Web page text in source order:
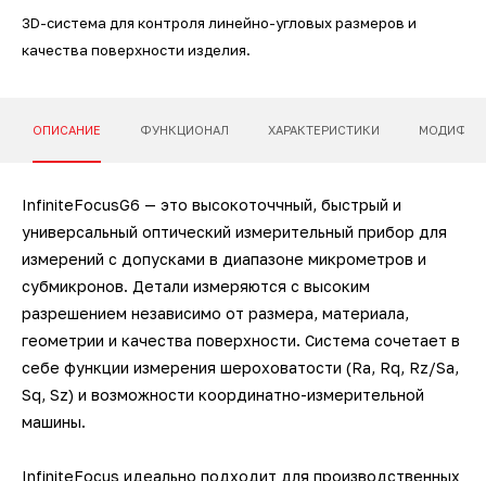
3D-система для контроля линейно-угловых размеров и
качества поверхности изделия.
ОПИСАНИЕ ФУНКЦИОНАЛ ХАРАКТЕРИСТИКИ
InfiniteFocusG6 — это высокоточчный, быстрый и
универсальный оптический измерительный прибор для
измерений с допусками в диапазоне микрометров и
субмикронов. Детали измеряются с высоким
разрешением независимо от размера, материала,
геометрии и качества поверхности. Система сочетает в
себе функции измерения шероховатости (Ra, Rq, Rz/Sa,
Sq, Sz) и возможности координатно-измерительной
машины.
InfiniteFocus идеально подходит для производственных